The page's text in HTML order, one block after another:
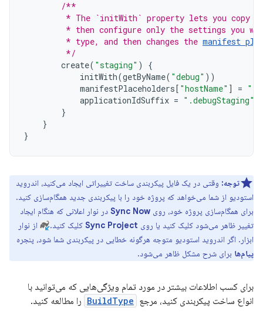
/**
* The `initWith` property lets you copy
* then configure only the settings you
         * type, and then changes the
manifest
         */
create( "staging" )
{
initWith(getByName( "debug" ))
manifestPlaceholders[ "hostName" ] =
applicationIdSuffix = ".debugStaging"
}
}
}
توجه: وقتی در یک فایل پیکربندی ساخت تغییراتی ایجاد می‌کنید، اندروید
استودیو از شما می‌خواهد که پروژه خود را با پیکربندی جدید همگام‌سازی کنید.
برای همگام‌سازی پروژه خود، روی Sync Now در نوار اعلانی که هنگام ایجاد
تغییر ظاهر می‌شود کلیک کنید یا روی Sync Project کلیک کنید.
از نوار
ابزار. اگر اندروید استودیو متوجه هرگونه خطایی در پیکربندی شما شود، پنجره
پیام‌ها برای شرح مشکل ظاهر می‌شود.
برای کسب اطلاعات بیشتر در مورد تمام ویژگی‌هایی که می‌توانید با
انواع ساخت پیکربندی کنید، مرجع BuildType را مطالعه کنید.